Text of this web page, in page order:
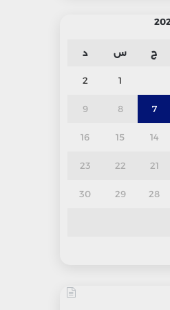
ج س د
1
2
7
8
9
14
15
16
21
22
23
28
29
30